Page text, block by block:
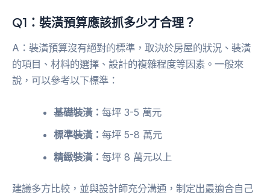
Q1：裝潢預算應該抓多少才合理？
A：裝潢預算沒有絕對的標準，取決於房屋的狀況、裝潢
的項目、材料的選擇、設計的複雜程度等因素。一般來
說，可以參考以下標準：
基礎裝潢：每坪 3-5 萬元
標準裝潢：每坪 5-8 萬元
精緻裝潢：每坪 8 萬元以上
建議多方比較，並與設計師充分溝通，制定出最適合自己